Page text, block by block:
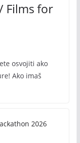
Films for
osvojiti ako
Ako imaš
2026